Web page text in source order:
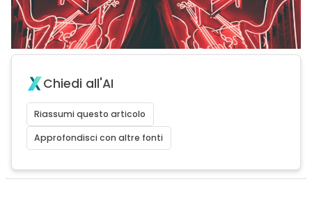
Chiedi all'AI
Riassumi questo articolo
Approfondisci con altre fonti